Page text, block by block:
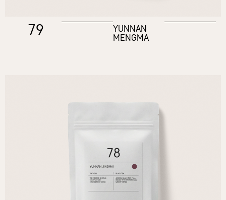
79 YUNNAN
MENGMA